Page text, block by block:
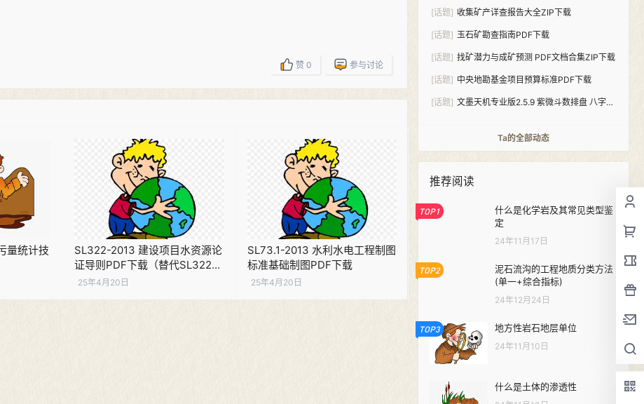
赞 0 参与讨论
量统计技
SL322-2013 建设项目水资源论
证导则PDF下载（替代SL322-
2005）
25年4月20日
SL73.1-2013 水利水电工程制图
标准基础制图PDF下载
25年4月20日
[话题] 收集矿产详查报告大全ZIP下载
[话题] 玉石矿勘查指南PDF下载
[话题] 找矿潜力与成矿预测 PDF文档合集ZIP下载
[话题] 中央地勘基金项目预算标准PDF下载
[话题] 文墨天机专业版2.5.9 紫微斗数排盘 八字算
Ta的全部动态
推荐阅读
TOP1
什么是化学岩及其常见类型鉴
定
24年11月17日
TOP2
泥石流沟的工程地质分类方法
(单一+综合指标)
24年12月24日
TOP3 地方性岩石地层单位
24年11月10日
什么是土体的渗透性